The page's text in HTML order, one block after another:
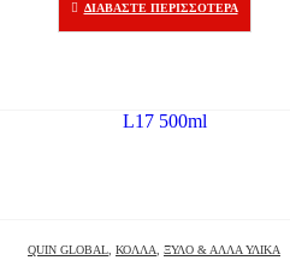
ΔΙΑΒΆΣΤΕ ΠΕΡΙΣΣΌΤΕΡΑ
QUIN GLOBAL, ΚΌΛΛΑ, ΞΎΛΟ & ΆΛΛΑ ΥΛΙΚΆ